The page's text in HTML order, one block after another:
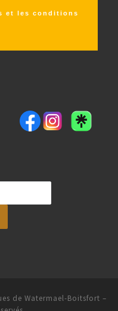
et les conditions
de Watermael-Boitsfort –